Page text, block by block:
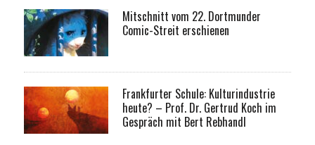
Mitschnitt vom 22. Dortmunder
Comic-Streit erschienen
Frankfurter Schule: Kulturindustrie
heute? – Prof. Dr. Gertrud Koch im
Gespräch mit Bert Rebhandl